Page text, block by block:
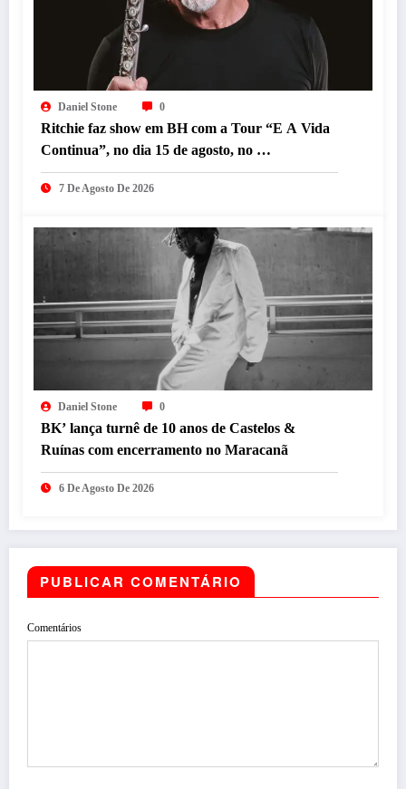
Daniel Stone 0
Ritchie faz show em BH com a Tour “E A Vida
Continua”, no dia 15 de agosto, no
Minascentro.
7 De Agosto De 2026
Daniel Stone 0
BK’ lança turnê de 10 anos de Castelos &
Ruínas com encerramento no Maracanã
6 De Agosto De 2026
PUBLICAR COMENTÁRIO
Comentários